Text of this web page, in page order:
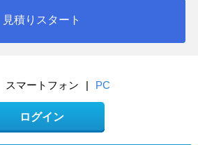
見積りスタート
スマートフォン | PC
ログイン